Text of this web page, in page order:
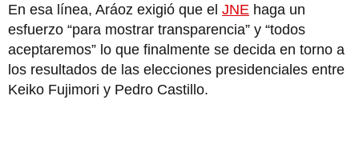
En esa línea, Aráoz exigió que el JNE haga un
esfuerzo “para mostrar transparencia” y “todos
aceptaremos” lo que finalmente se decida en torno a
los resultados de las elecciones presidenciales entre
Keiko Fujimori y Pedro Castillo.